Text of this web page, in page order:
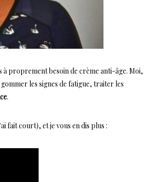
à proprement besoin de crème anti-âge. Moi,
les signes de fatigue, traiter les
.
fait court), et je vous en dis plus :